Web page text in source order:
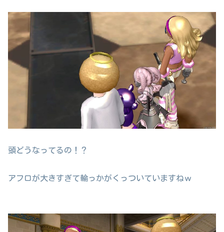
頭どうなってるの！？
アフロが大きすぎて輪っかがくっついていますねｗ